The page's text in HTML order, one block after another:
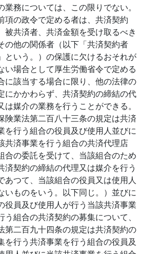
業務については、この限りでない。
項の政令で定める者は、共済契約
被共済者、共済金額を受け取るべき
の他の関係者（以下「共済契約者
という。）の保護に欠けるおそれが
い場合として厚生労働省令で定める
に該当する場合に限り、他の法律の
にかかわらず、共済契約の締結の代
は媒介の業務を行うことができる。
険業法第二百八十三条の規定は共済
を行う組合の役員及び使用人並びに
共済事業を行う組合の共済代理店
合の委託を受けて、当該組合のため
済契約の締結の代理又は媒介を行う
あつて、当該組合の役員又は使用人
いものをいう。以下同じ。）並びに
役員及び使用人が行う当該共済事業
う組合の共済契約の募集について、
第二百九十四条の規定は共済契約の
を行う共済事業を行う組合の役員及